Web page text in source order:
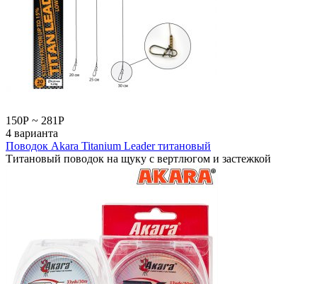
150Р ~ 281Р
4 варианта
Поводок Akara Titanium Leader титановый
Титановый поводок на щуку с вертлюгом и застежкой